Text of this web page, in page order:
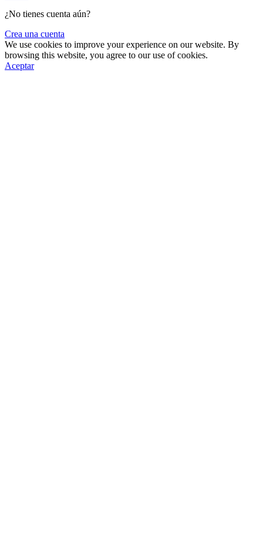
¿No tienes cuenta aún?
Crea una cuenta
We use cookies to improve your experience on our website. By
browsing this website, you agree to our use of cookies.
Aceptar